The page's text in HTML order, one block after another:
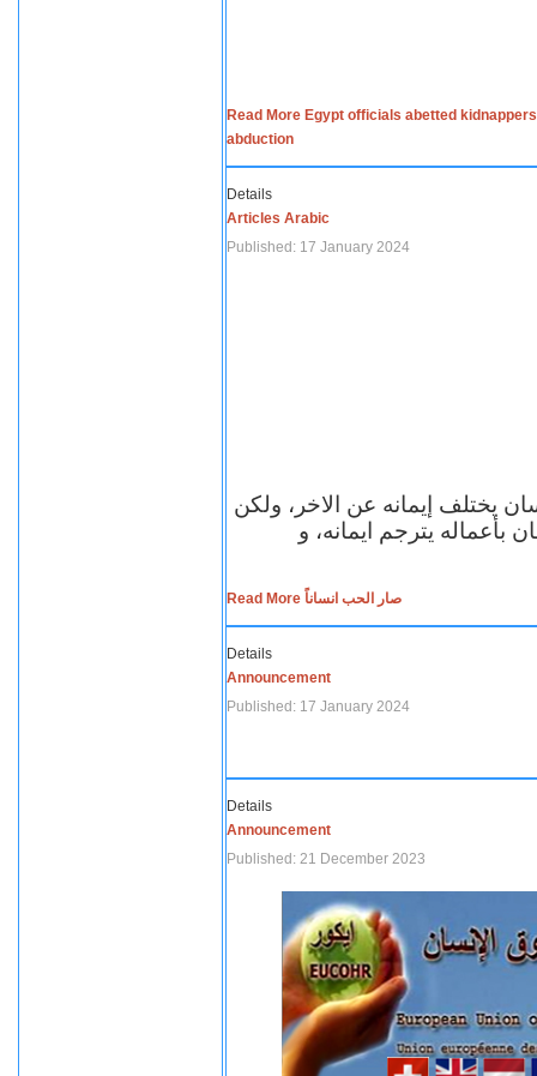
Read More Egypt officials abetted
abduction
Details
Articles Arabic
Published: 17 January 2024
يختلف إيمانه عن الاخر، ولكن
بأعماله يترجم ايمانه، و
Read More صار الحب انساناً
Details
Announcement
Published: 17 January 2024
Details
Announcement
Published: 21 December 2023